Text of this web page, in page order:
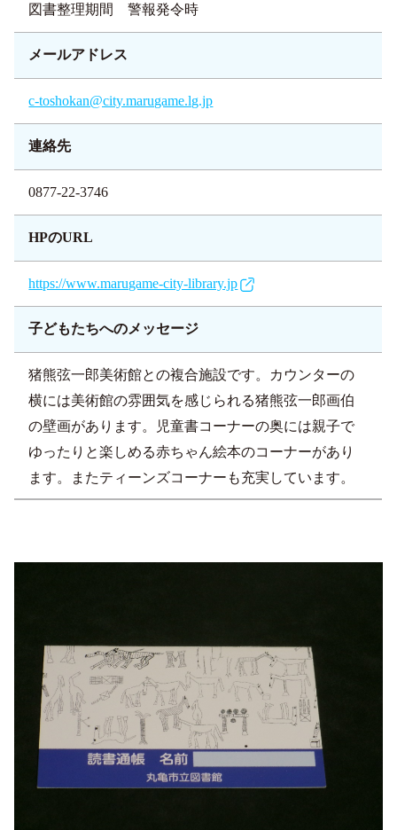
図書整理期間 警報発令時
メールアドレス
c-toshokan@city.marugame.lg.jp
連絡先
0877-22-3746
HPのURL
https://www.marugame-city-library.jp
子どもたちへのメッセージ
猪熊弦一郎美術館との複合施設です。カウンターの
横には美術館の雰囲気を感じられる猪熊弦一郎画伯
の壁画があります。児童書コーナーの奥には親子で
ゆったりと楽しめる赤ちゃん絵本のコーナーがあり
ます。またティーンズコーナーも充実しています。